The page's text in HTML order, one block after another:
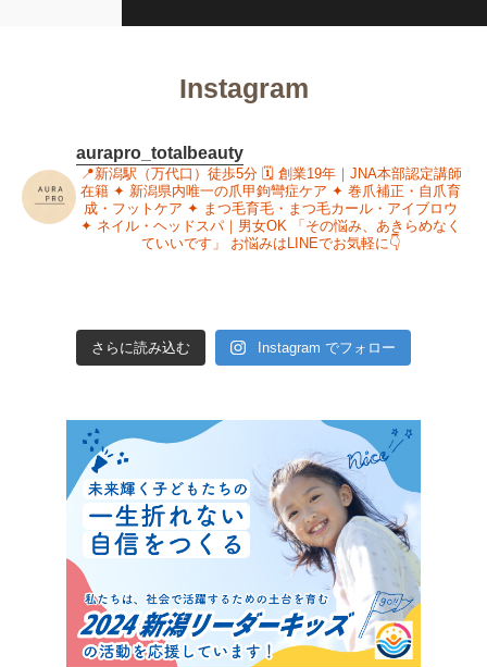
Instagram
aurapro_totalbeauty
📍新潟駅（万代口）徒歩5分🗓 創業19年｜JNA本部認定講師
在籍 ✦ 新潟県内唯一の爪甲鉤彎症ケア ✦ 巻爪補正・自爪育
成・フットケア ✦ まつ毛育毛・まつ毛カール・アイブロウ
✦ ネイル・ヘッドスパ｜男女OK 「その悩み、あきらめなく
ていいです」
お悩みはLINEでお気軽に👇
さらに読み込む Instagram でフォロー